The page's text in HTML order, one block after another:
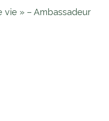
» – Ambassadeur